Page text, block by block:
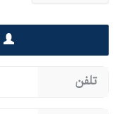
تلفن